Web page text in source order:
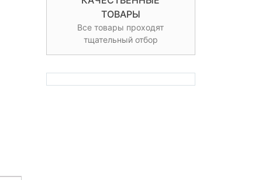
ТОВАРЫ
Все товары проходят
тщательный отбор